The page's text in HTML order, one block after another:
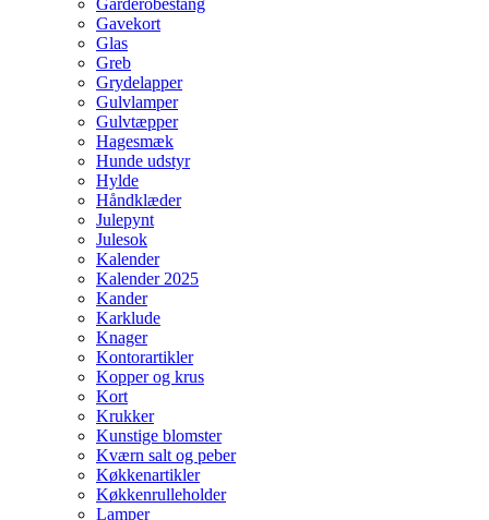
Garderobestang
Gavekort
Glas
Greb
Grydelapper
Gulvlamper
Gulvtæpper
Hagesmæk
Hunde udstyr
Hylde
Håndklæder
Julepynt
Julesok
Kalender
Kalender 2025
Kander
Karklude
Knager
Kontorartikler
Kopper og krus
Kort
Krukker
Kunstige blomster
Kværn salt og peber
Køkkenartikler
Køkkenrulleholder
Lamper